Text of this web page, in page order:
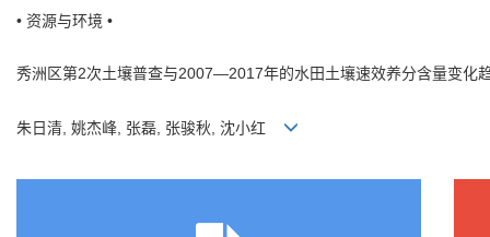
• 资源与环境 •
秀洲区第2次土壤普查与2007—2017年的水田土壤速效养分含量变化
朱日清, 姚杰峰, 张磊, 张骏秋, 沈小红